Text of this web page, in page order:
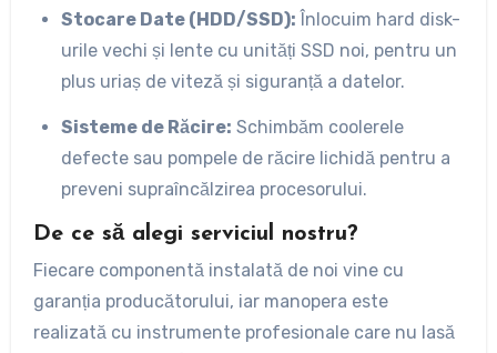
Stocare Date (HDD/SSD): Înlocuim hard disk-
urile vechi și lente cu unități SSD noi, pentru un
plus uriaș de viteză și siguranță a datelor.
Sisteme de Răcire: Schimbăm coolerele
defecte sau pompele de răcire lichidă pentru a
preveni supraîncălzirea procesorului.
De ce să alegi serviciul nostru?
Fiecare componentă instalată de noi vine cu
garanția producătorului, iar manopera este
realizată cu instrumente profesionale care nu lasă